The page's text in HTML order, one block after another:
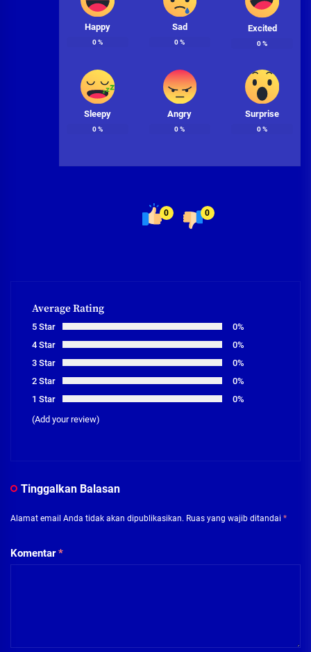
Happy
0%
Sad
0%
Excited
0%
Sleepy
0%
Angry
0%
Surprise
0%
0 0
Average Rating
5 Star
0%
4 Star
0%
3 Star
0%
2 Star
0%
1 Star
0%
(Add your review)
Tinggalkan Balasan
Alamat email Anda tidak akan dipublikasikan. Ruas yang wajib ditandai *
Komentar*